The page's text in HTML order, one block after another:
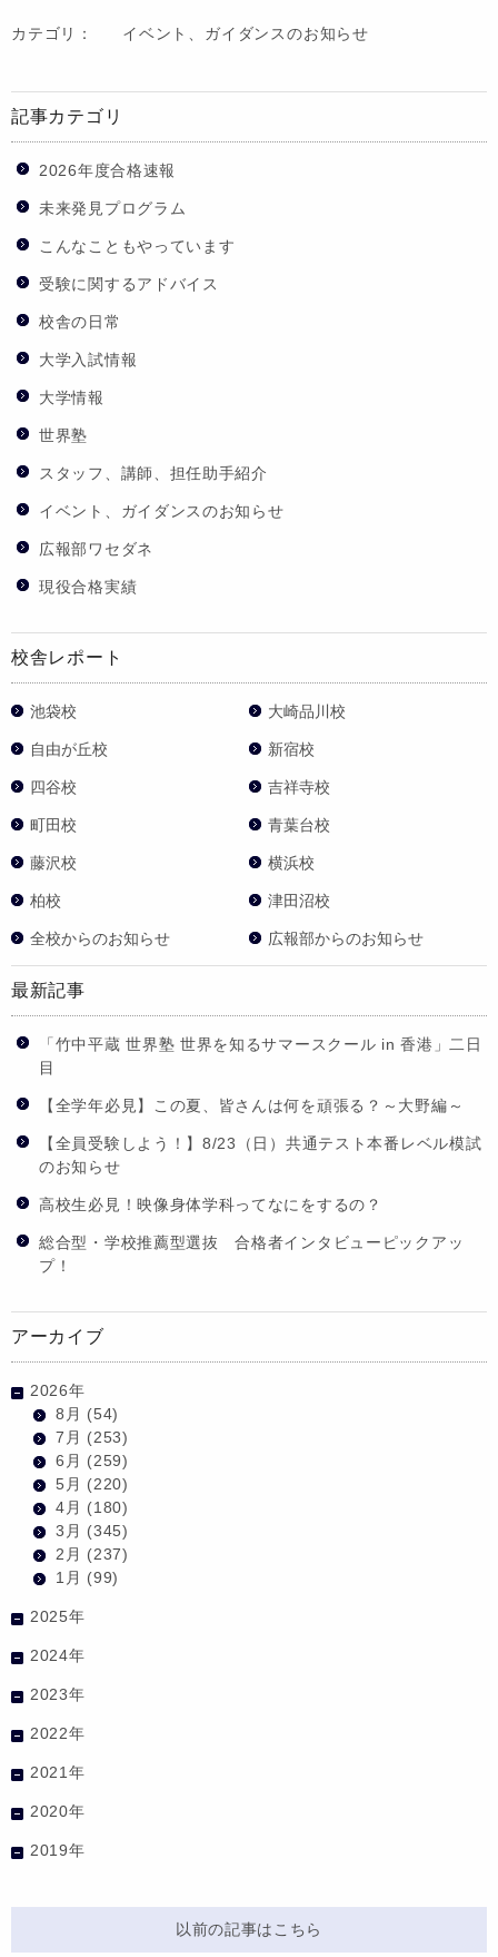
カテゴリ： イベント、ガイダンスのお知らせ
記事カテゴリ
2026年度合格速報
未来発見プログラム
こんなこともやっています
受験に関するアドバイス
校舎の日常
大学入試情報
大学情報
世界塾
スタッフ、講師、担任助手紹介
イベント、ガイダンスのお知らせ
広報部ワセダネ
現役合格実績
校舎レポート
池袋校 大崎品川校
自由が丘校 新宿校
四谷校 吉祥寺校
町田校 青葉台校
藤沢校 横浜校
柏校 津田沼校
全校からのお知らせ 広報部からのお知らせ
最新記事
「竹中平蔵 世界塾 世界を知るサマースクール in 香港」二日
目
【全学年必見】この夏、皆さんは何を頑張る？～大野編～
【全員受験しよう！】8/23（日）共通テスト本番レベル模試
のお知らせ
高校生必見！映像身体学科ってなにをするの？
総合型・学校推薦型選抜 合格者インタビューピックアッ
プ！
アーカイブ
2026年
8月 (54)
7月 (253)
6月 (259)
5月 (220)
4月 (180)
3月 (345)
2月 (237)
1月 (99)
2025年
2024年
2023年
2022年
2021年
2020年
2019年
以前の記事はこちら